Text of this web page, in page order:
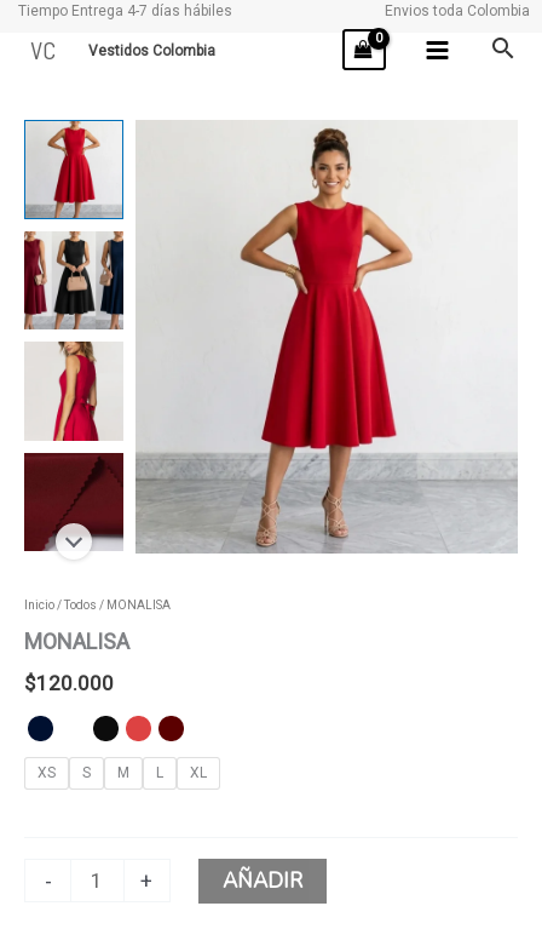
Tiempo Entrega 4-7 días hábiles Envios toda Colombia
VC Vestidos Colombia
Inicio/Todos / MONALISA
MONALISA
$120.000
XS S M L XL
-
MONALISA
cantidad
+ AÑADIR